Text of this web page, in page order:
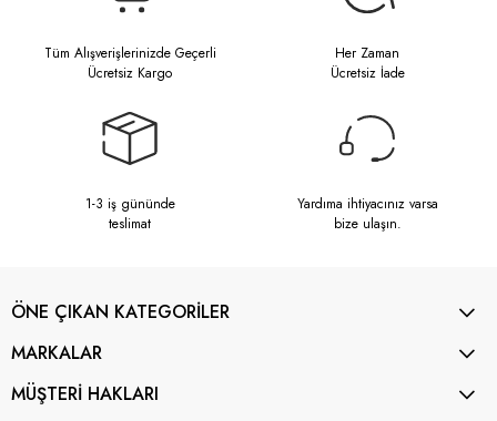
Tüm Alışverişlerinizde Geçerli
Ücretsiz Kargo
Her Zaman
Ücretsiz İade
1-3 iş gününde
teslimat
Yardıma ihtiyacınız varsa
bize ulaşın.
ÖNE ÇIKAN KATEGORİLER
MARKALAR
MÜŞTERİ HAKLARI